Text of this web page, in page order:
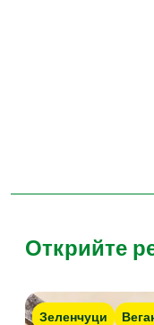
Открийте
Зеленчуци